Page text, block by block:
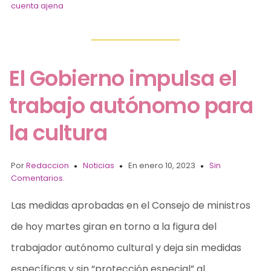
cuenta ajena
El Gobierno impulsa el
trabajo autónomo para
la cultura
PorRedaccion Noticias En enero 10, 2023
Sin
Comentarios.
Las medidas aprobadas en el Consejo de ministros
de hoy martes giran en torno a la figura del
trabajador autónomo cultural y deja sin medidas